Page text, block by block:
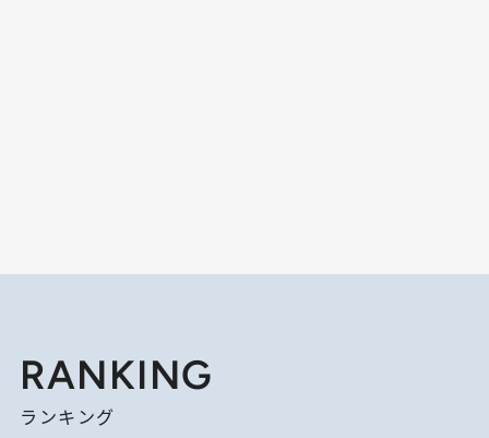
RANKING
ランキング